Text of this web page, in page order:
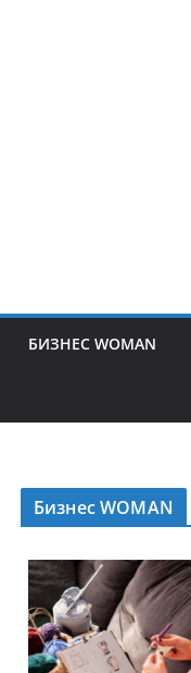
БИЗНЕС WOMAN
Бизнес WOMAN